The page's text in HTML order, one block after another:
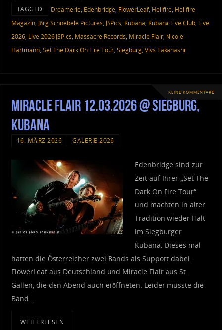
TAGGED Dreamerie, Edenbridge, FlowerLeaf, Hellfire, Hellfire
Magazin, Jörg Schnebele Pictures, JSPics, Kubana, Kubana Live Club, Live
2026, Live 2026 JSPics, Massacre Records, Miracle Flair, Nicole
Hartmann, Set The Dark On Fire Tour, Siegburg, Vivs Takahashi
KEINE KOMMENTARE
Miracle Flair 12.03.2026 @ Siegburg,
Kubana
16. MÄRZ 2026 GALERIE 2026
Edenbridge sind zur
Zeit auf Ihrer „Set The
Dark On Fire Tour“
und machten in alter
Tradition wieder Halt
im Siegburger
Kubana. Dieses mal
hatten die Österreicher zwei Bands als Support dabei:
FlowerLeaf aus Deutschland und Miracle Flair aus St.
Gallen, die den Abend auch eröffneten. Leider musste die
Band…
WEITERLESEN